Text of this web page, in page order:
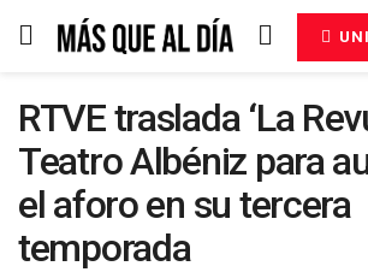
RTVE traslada ‘La
Teatro Albéniz para
el aforo en su tercera
temporada